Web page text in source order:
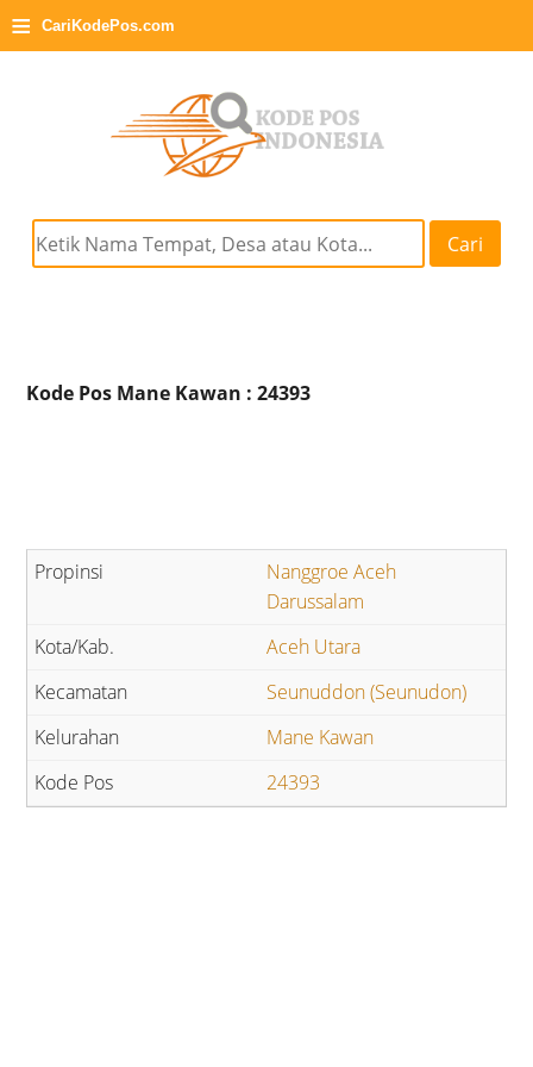
≡ CariKodePos.com
Cari
Kode Pos Mane Kawan : 24393
Nanggroe Aceh
Darussalam
Aceh Utara
Seunuddon (Seunudon)
Mane Kawan
24393